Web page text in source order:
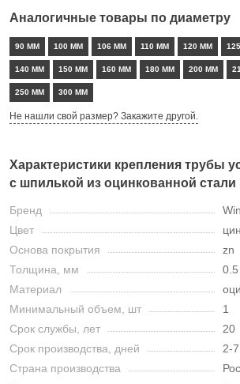
Аналогичные товары по диаметру
90 ММ 100 ММ 106 ММ 110 ММ 120 ММ
140 ММ 150 ММ 160 ММ 180 ММ 200 ММ
250 ММ 300 ММ
Не нашли свой размер? Закажите другой.
Характеристики крепления трубы
с шпилькой из оцинкованной стали
Бренд
Цвет
Основа покрытия
zn
Толщина, мм
0.5
Материал
Минимальный объем, шт
1
Срок службы, лет
20
Срок производства, дней
2-7
Страна производства